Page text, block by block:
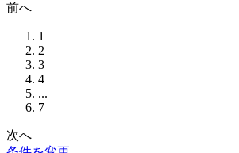
前へ
1
2
3
4
...
7
次へ